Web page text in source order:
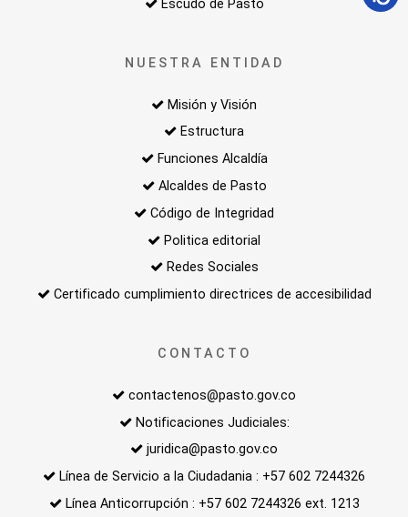
Escudo de Pasto
NUESTRA ENTIDAD
Misión y Visión
Estructura
Funciones Alcaldía
Alcaldes de Pasto
Código de Integridad
Politica editorial
Redes Sociales
Certificado cumplimiento directrices de accesibilidad
CONTACTO
contactenos@pasto.gov.co
Notificaciones Judiciales:
juridica@pasto.gov.co
Línea de Servicio a la Ciudadania : +57 602 7244326
Línea Anticorrupción : +57 602 7244326 ext. 1213